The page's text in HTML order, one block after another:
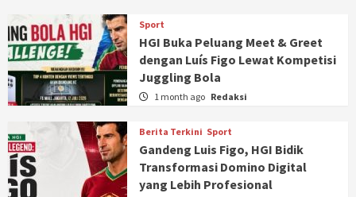
Sport
HGI Buka Peluang Meet & Greet
dengan Luís Figo Lewat Kompetisi
Juggling Bola
1 month ago Redaksi
Berita Terkini Sport
Gandeng Luis Figo, HGI Bidik
Transformasi Domino Digital
yang Lebih Profesional